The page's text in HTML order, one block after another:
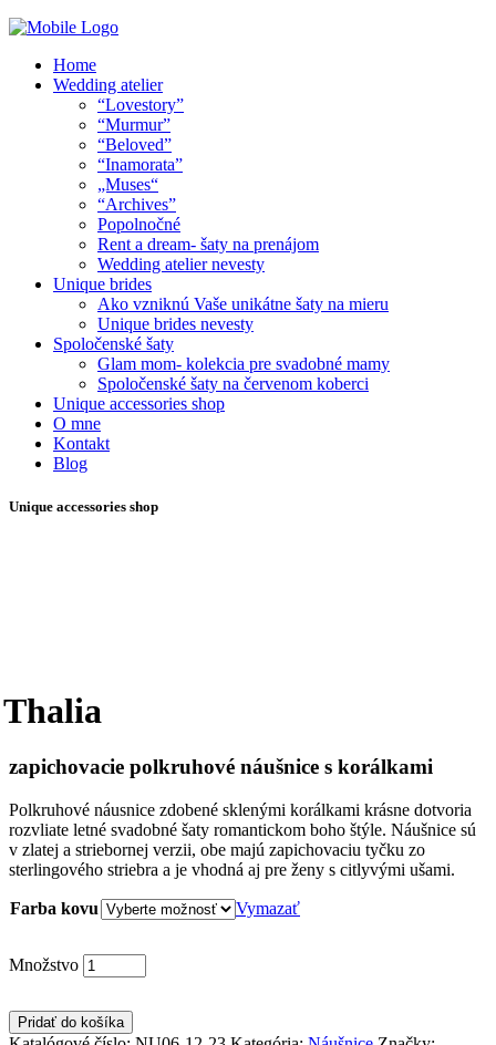
Home
Wedding atelier
“Lovestory”
“Murmur”
“Beloved”
“Inamorata”
„Muses“
“Archives”
Popolnočné
Rent a dream- šaty na prenájom
Wedding atelier nevesty
Unique brides
Ako vzniknú Vaše unikátne šaty na mieru
Unique brides nevesty
Spoločenské šaty
Glam mom- kolekcia pre svadobné mamy
Spoločenské šaty na červenom koberci
Unique accessories shop
O mne
Kontakt
Blog
Unique accessories shop
Thalia
zapichovacie polkruhové náušnice s korálkami
Polkruhové náusnice zdobené sklenými korálkami krásne dotvoria
rozvliate letné svadobné šaty romantickom boho štýle. Náušnice sú
v zlatej a striebornej verzii, obe majú zapichovaciu tyčku zo
sterlingového striebra a je vhodná aj pre ženy s citlyvými ušami.
Farba kovu Vymazať
Množstvo
Pridať do košíka